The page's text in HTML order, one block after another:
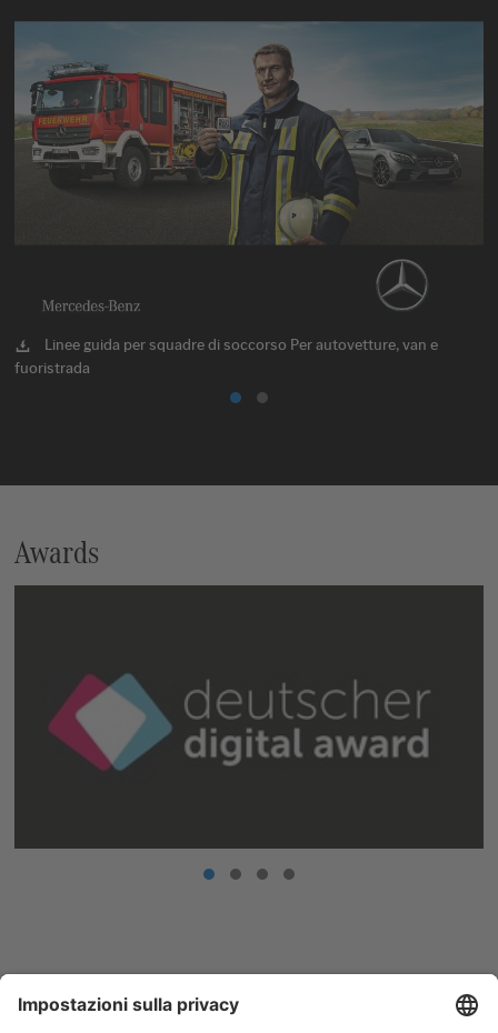
Linee guida per squadre di soccorso Per autovetture, van e
fuoristrada
Awards